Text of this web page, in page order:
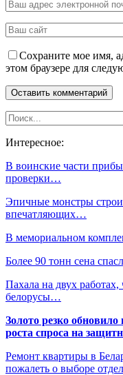
Сохраните мое имя,
этом браузере для
Интересное:
В воинские части
проверки…
Эпичные монстры
впечатляющих…
В мемориальном
Более 90 тонн сена
Пахала на двух
белорусы…
Золото резко
роста спроса на
Ремонт квартиры в
пожалеть о выборе